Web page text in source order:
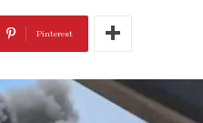
Pinterest